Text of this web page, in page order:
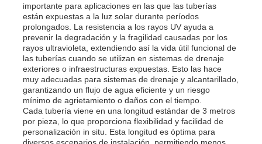
Junta de publicidad de PP
Lámina de PP Plástico
Consejo de APP
Hoja de polipropileno ignífugo
importante para aplicaciones en las que las tuberías
están expuestas a la luz solar durante períodos
prolongados. La resistencia a los rayos UV ayuda a
prevenir la degradación y la fragilidad causadas por los
rayos ultravioleta, extendiendo así la vida útil funcional de
las tuberías cuando se utilizan en sistemas de drenaje
exteriores o infraestructuras expuestas. Esto las hace
muy adecuadas para sistemas de drenaje y alcantarillado,
garantizando un flujo de agua eficiente y un riesgo
mínimo de agrietamiento o daños con el tiempo.
Cada tubería viene en una longitud estándar de 3 metros
por pieza, lo que proporciona flexibilidad y facilidad de
personalización in situ. Esta longitud es óptima para
diversos escenarios de instalación, permitiendo menos